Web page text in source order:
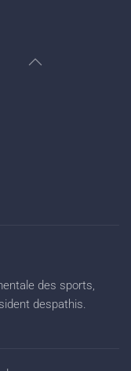
des sports,
despathis.